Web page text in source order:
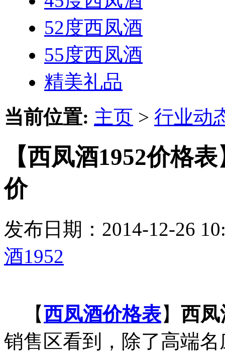
52度西凤酒
55度西凤酒
精美礼品
当前位置: 主页 > 行业动
【西凤酒1952价格
价
发布日期：2014-12-26
酒1952
【西凤酒价格表】 西凤
销售区看到，除了高端